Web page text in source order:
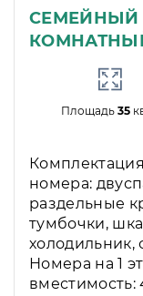
СЕМЕЙНЫЙ
Площадь 35
номера:
раздельные
тумбочки,
холодильник,
Номера на 1
вместимость: